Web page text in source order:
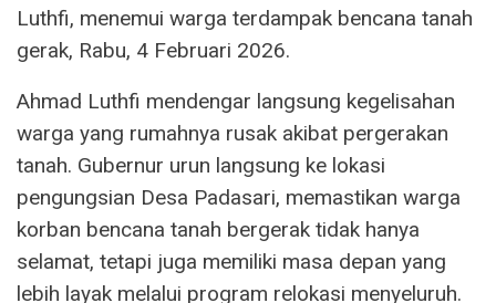
Luthfi, menemui warga terdampak bencana tanah
gerak, Rabu, 4 Februari 2026.
Ahmad Luthfi mendengar langsung kegelisahan
warga yang rumahnya rusak akibat pergerakan
tanah. Gubernur urun langsung ke lokasi
pengungsian Desa Padasari, memastikan warga
korban bencana tanah bergerak tidak hanya
selamat, tetapi juga memiliki masa depan yang
lebih layak melalui program relokasi menyeluruh.